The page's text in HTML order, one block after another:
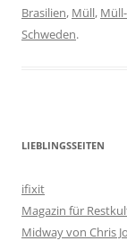
Brasilien, Müll,
Schweden.
LIEBLINGSSEITEN
ifixit
Magazin für
Midway von Chris